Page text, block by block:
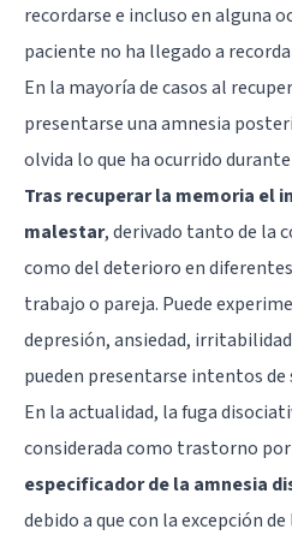
recordarse e incluso en alguna
paciente no ha llegado a
En la mayoría de casos al
presentarse una amnesia
olvida lo que ha ocurrido
Tras recuperar la memoria el
malestar, derivado tanto de la
como del deterioro en
trabajo o pareja. Puede
depresión, ansiedad,
pueden presentarse intentos de
En la actualidad, la fuga
considerada como trastorno
especificador de la amnesia
debido a que con la excepción